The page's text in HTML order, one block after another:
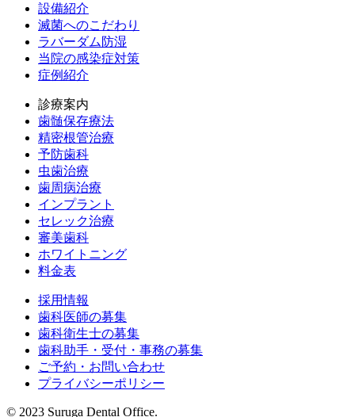
設備紹介
滅菌へのこだわり
ラバーダム防湿
当院の感染症対策
症例紹介
診療案内
歯髄保存療法
精密根管治療
予防歯科
虫歯治療
歯周病治療
インプラント
セレック治療
審美歯科
ホワイトニング
料金表
採用情報
歯科医師の募集
歯科衛生士の募集
歯科助手・受付・事務の募集
ご予約・お問い合わせ
プライバシーポリシー
© 2023 Suruga Dental Office.